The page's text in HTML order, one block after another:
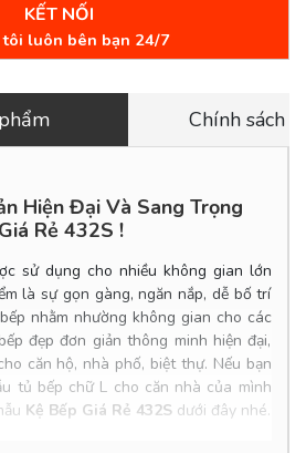
KẾT NỐI
tôi luôn bên bạn 24/7
Chính sách
Hiện Đại Và Sang Trọng
Rẻ 432S !
sử dụng cho nhiều không gian lớn
là sự gọn gàng, ngăn nắp, dễ bố trí
nhằm nhường không gian cho các
đẹp đơn giản thông minh hiện đại,
căn hộ, nhà phố, biệt thự. Nếu bạn
tủ bếp chữ L cho căn nhà của mình
Kệ Bếp Giá Rẻ 432Sdưới đây nhé.